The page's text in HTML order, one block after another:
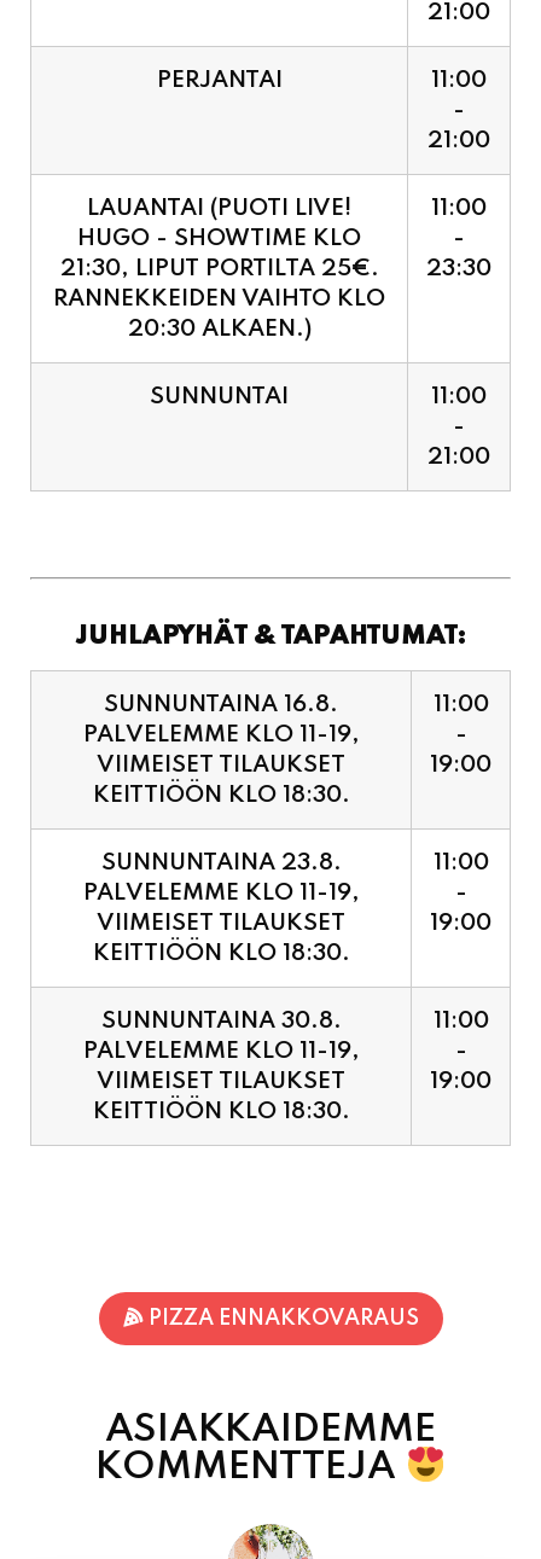
-
21:00
21:30, LIPUT PORTILTA 25€.
RANNEKKEIDEN VAIHTO KLO
20:30 ALKAEN.)
11:00
-
23:30
SUNNUNTAI
21:00
PALVELEMME KLO 11-19,
VIIMEISET TILAUKSET
KEITTIÖÖN KLO 18:30.
-
19:00
SUNNUNTAINA 23.8.
PALVELEMME KLO 11-19,
VIIMEISET TILAUKSET
KEITTIÖÖN KLO 18:30.
11:00
19:00
SUNNUNTAINA 30.8.
PALVELEMME KLO 11-19,
VIIMEISET TILAUKSET
KEITTIÖÖN KLO 18:30.
11:00
19:00
ASIAKKAIDEMME
Jaakko Kontturi